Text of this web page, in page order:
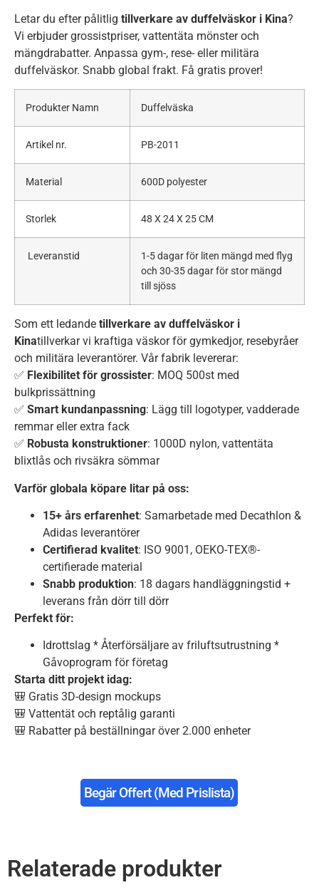
Letar du efter pålitlig tillverkare av duffelväskor i Kina?
Vi erbjuder grossistpriser, vattentäta mönster och
mängdrabatter. Anpassa gym-, rese- eller militära
duffelväskor. Snabb global frakt. Få gratis prover!
Produkter Namn Duffelväska
Artikel nr. PB-2011
Material 600D polyester
Storlek 48 X 24 X 25 CM
Leveranstid
1-5 dagar för liten mängd med flyg
och 30-35 dagar för stor mängd
till sjöss
Som ett ledande tillverkare av duffelväskor i
Kinatillverkar vi kraftiga väskor för gymkedjor, resebyråer
och militära leverantörer. Vår fabrik levererar:
✅ Flexibilitet för grossister: MOQ 500st med
bulkprissättning
✅ Smart kundanpassning: Lägg till logotyper, vadderade
remmar eller extra fack
✅ Robusta konstruktioner: 1000D nylon, vattentäta
blixtlås och rivsäkra sömmar
Varför globala köpare litar på oss:
15+ års erfarenhet: Samarbetade med Decathlon &
Adidas leverantörer
Certifierad kvalitet: ISO 9001, OEKO-TEX®-
certifierade material
Snabb produktion: 18 dagars handläggningstid +
leverans från dörr till dörr
Perfekt för:
Idrottslag * Återförsäljare av friluftsutrustning *
Gåvoprogram för företag
Starta ditt projekt idag:
🎒 Gratis 3D-design mockups
🎒 Vattentät och reptålig garanti
🎒 Rabatter på beställningar över 2.000 enheter
Begär Offert (med Prislista)
Relaterade produkter